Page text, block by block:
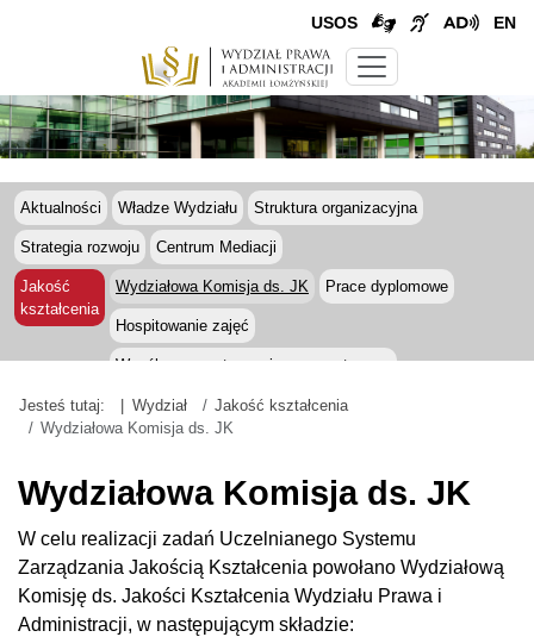
USOS EN
Aktualności Władze Wydziału Struktura organizacyjna
Strategia rozwoju Centrum Mediacji
Jakość
kształcenia
Wydziałowa Komisja ds. JK Prace dyplomowe
Hospitowanie zajęć
Współpraca z otoczeniem zewnętrznym
Roczne raporty samooceny Rada
Jesteś tutaj: Wydział
Jakość kształcenia
Wydziałowa Komisja ds. JK
Wydziałowa Komisja ds. JK
W celu realizacji zadań Uczelnianego Systemu
Zarządzania Jakością Kształcenia powołano Wydziałową
Komisję ds. Jakości Kształcenia Wydziału Prawa i
Administracji, w następującym składzie: